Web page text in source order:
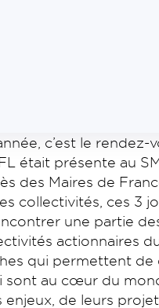
c’est le rendez-
était présente au
des Maires de
collectivités, ces 3
une partie
actionnaires
qui permettent de
sont au cœur du
enjeux, de leurs